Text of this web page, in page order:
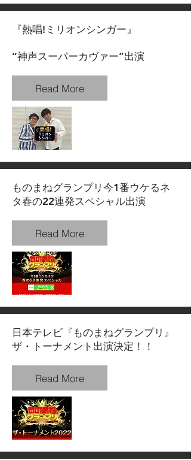
『熱唱!ミリオンシンガー』
“神声スーパーカヴァー”出演
Read More
ものまねグランプリ今1番ウケるネ
タ春の22連発スペシャル出演
Read More
日本テレビ『ものまねグランプリ』
ザ・トーナメント出演決定！！
Read More